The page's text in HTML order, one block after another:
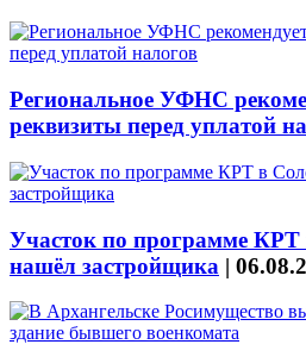
Региональное УФНС
реквизиты перед уплатой
Участок по программе КРТ
нашёл застройщика |